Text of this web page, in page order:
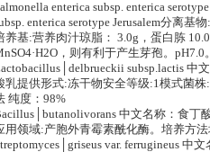
enterica subsp. enterica
enterica serotype Jerusalem分离
养基:营养肉汁琼脂： 3.0g，蛋白胨
，则有利于产生芽孢。
subsp.lactis 中
乳提供形式:冻干物安全等级:1模式菌
纯度：98%
中文名称：食丁
用领域:产胞外青霉素酰化酶。培养方
var. ferrugineus 中